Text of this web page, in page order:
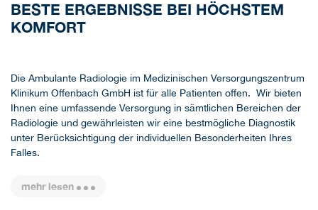
BESTE ERGEBNISSE BEI HÖCHSTEM
KOMFORT
Die Ambulante Radiologie im Medizinischen Versorgungszentrum
Klinikum Offenbach GmbH ist für alle Patienten offen. Wir bieten
Ihnen eine umfassende Versorgung in sämtlichen Bereichen der
Radiologie und gewährleisten wir eine bestmögliche Diagnostik
unter Berücksichtigung der individuellen Besonderheiten Ihres
Falles.
mehr lesen